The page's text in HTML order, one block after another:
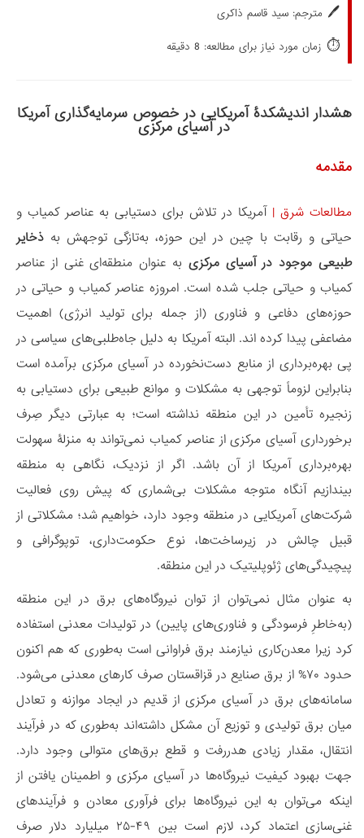
🖊️ مترجم: سید قاسم ذاکری
⏱️ زمان مورد نیاز برای مطالعه: 8 دقیقه
هشدار اندیشکدۀ آمریکایی در خصوص سرمایه‌گذاری آمریکا
در آسیای مرکزی
مقدمه
مطالعات شرق |آمریکا در تلاش برای دستیابی به عناصر کمیاب و
حیاتی و رقابت با چین در این حوزه، به‌تازگی توجهش به ذخایر
طبیعی موجود در آسیای مرکزی به عنوان منطقه‌ای غنی از عناصر
کمیاب و حیاتی جلب شده است. امروزه عناصر کمیاب و حیاتی در
حوزه‌های دفاعی و فناوری (از جمله برای تولید انرژی) اهمیت
مضاعفی پیدا کرده اند. البته آمریکا به دلیل جاه‌طلبی‌های سیاسی در
پی بهره‌برداری از منابع دست‌نخورده در آسیای مرکزی برآمده است
بنابراین لزوماً توجهی به مشکلات و موانع طبیعی برای دستیابی به
زنجیره تأمین در این منطقه نداشته است؛ به عبارتی دیگر صِرف
برخورداری آسیای مرکزی از عناصر کمیاب نمی‌تواند به منزلۀ سهولت
بهره‌برداری آمریکا از آن باشد. اگر از نزدیک، نگاهی به منطقه
بیندازیم آنگاه متوجه مشکلات بی‌شماری که پیش روی فعالیت
شرکت‌های آمریکایی در منطقه وجود دارد، خواهیم شد؛ مشکلاتی از
قبیل چالش در زیرساخت‌ها، نوع حکومت‌داری، توپوگرافی و
پیچیدگی‌های ژئوپلیتیک در این منطقه.
به عنوان مثال نمی‌توان از توان نیروگاه‌های برق در این منطقه
(به‌خاطرِ فرسودگی و فناوری‌های پایین) در تولیدات معدنی استفاده
کرد زیرا معدن‌کاری نیازمند برق فراوانی است به‌طوری که هم اکنون
حدود ۷۰% از برق صنایع در قزاقستان صرف کارهای معدنی می‌شود.
سامانه‌های برق در آسیای مرکزی از قدیم در ایجاد موازنه و تعادل
میان برق تولیدی و توزیع آن مشکل داشته‌اند به‌‌طوری که در فرآیند
انتقال، مقدار زیادی هدررفت و قطع برق‌های متوالی وجود دارد.
جهت بهبود کیفیت نیروگاه‌ها در آسیای مرکزی و اطمینان یافتن از
اینکه می‌توان به این نیروگاه‌ها برای فرآوری معادن و فرآیندهای
غنی‌سازی اعتماد کرد، لازم است بین ۴۹-۲۵ میلیارد دلار صرف